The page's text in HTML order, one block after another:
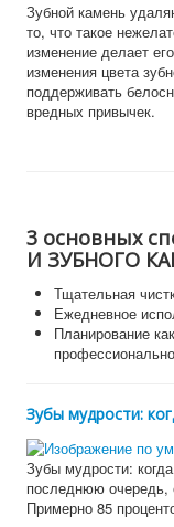
Зубной камень
то, что такое
изменение делает
изменения цвета
поддерживать
вредных привычек.
3 основных
И ЗУБНОГО
Тщательная
Ежедневное
Планирование
Зубы мудрости:
Зубы мудрости:
последнюю очередь,
Примерно 85